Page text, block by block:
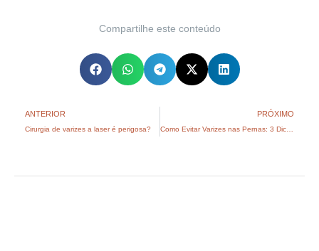
Compartilhe este conteúdo
ANTERIOR
Cirurgia de varizes a laser é perigosa?
PRÓXIMO
Como Evitar Varizes nas Pernas: 3 Dicas Práticas e Eficazes